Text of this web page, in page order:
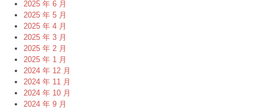
2025 年 6 月
2025 年 5 月
2025 年 4 月
2025 年 3 月
2025 年 2 月
2025 年 1 月
2024 年 12 月
2024 年 11 月
2024 年 10 月
2024 年 9 月